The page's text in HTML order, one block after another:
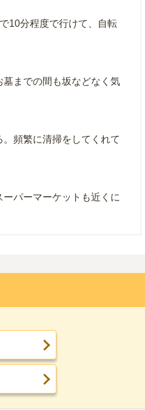
10分程度で行けて、自転
までの間も坂などなく気
頻繁に清掃をしてくれて
パーマーケットも近くに